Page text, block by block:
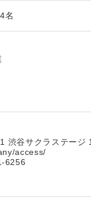
名
渋谷サクラステージ
access/
6256